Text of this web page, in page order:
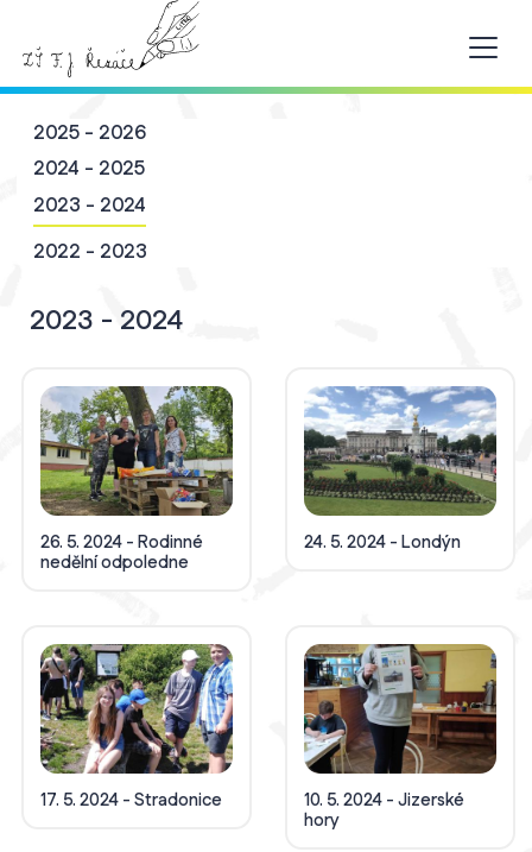
2025 - 2026
2024 - 2025
2023 - 2024
2022 - 2023
2023 - 2024
26. 5. 2024 - Rodinné
nedělní odpoledne
24. 5. 2024 - Londýn
17. 5. 2024 - Stradonice
10. 5. 2024 - Jizerské
hory